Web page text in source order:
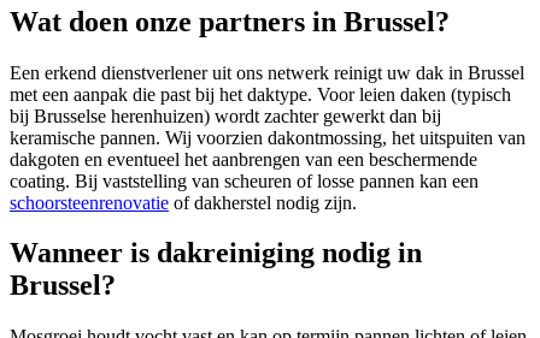
Wat doen onze partners in Brussel?
Een erkend dienstverlener uit ons netwerk reinigt uw dak in Brussel
met een aanpak die past bij het daktype. Voor leien daken (typisch
bij Brusselse herenhuizen) wordt zachter gewerkt dan bij
keramische pannen. Wij voorzien dakontmossing, het uitspuiten van
dakgoten en eventueel het aanbrengen van een beschermende
coating. Bij vaststelling van scheuren of losse pannen kan een
schoorsteenrenovatie of dakherstel nodig zijn.
Wanneer is dakreiniging nodig in
Brussel?